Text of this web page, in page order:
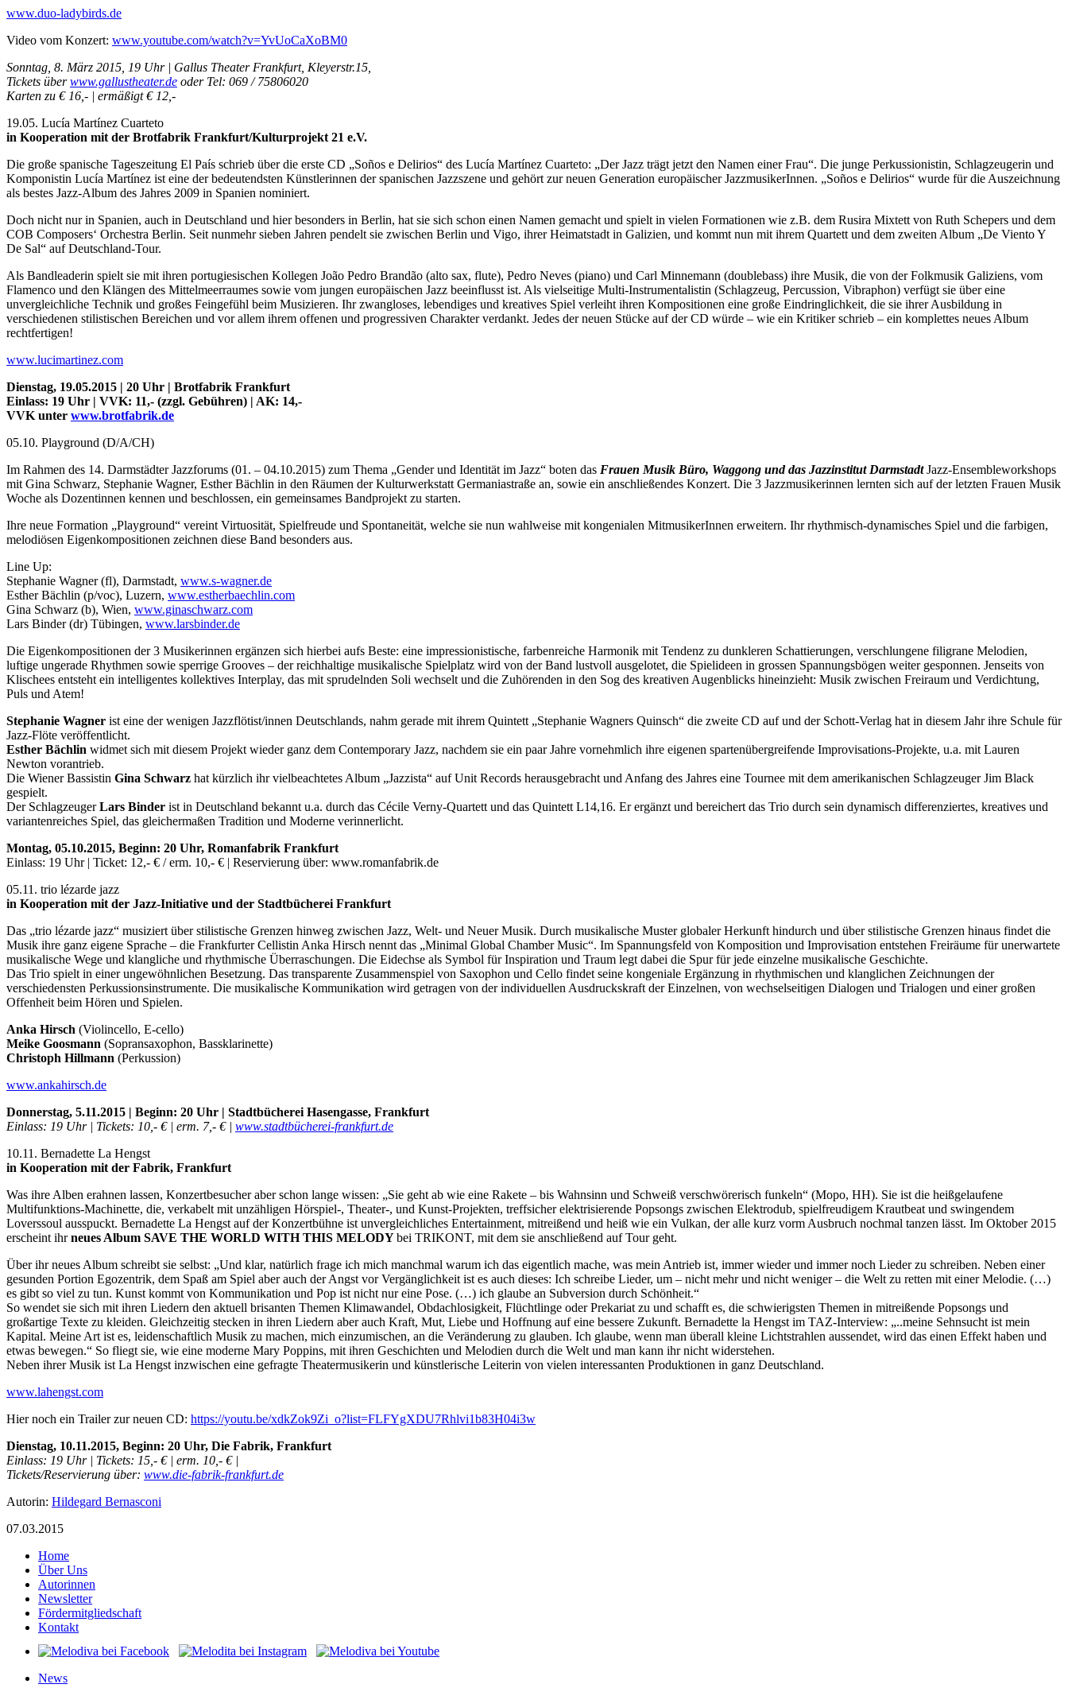
www.duo-ladybirds.de
Video vom Konzert: www.youtube.com/watch?v=YvUoCaXoBM0
Sonntag, 8. März 2015, 19 Uhr | Gallus Theater Frankfurt, Kleyerstr.15,
Tickets überwww.gallustheater.de oder Tel: 069 / 75806020
Karten zu € 16,- | ermäßigt € 12,-
19.05. Lucía Martínez Cuarteto
in Kooperation mit der Brotfabrik Frankfurt/Kulturprojekt 21 e.V.
Die große spanische Tageszeitung El País schrieb über die erste CD „Soños e Delirios“ des Lucía Martínez Cuarteto: „Der Jazz trägt jetzt den Namen einer Frau“. Die junge Perkussionistin, Schlagzeugerin und
Komponistin Lucía Martínez ist eine der bedeutendsten Künstlerinnen der spanischen Jazzszene und gehört zur neuen Generation europäischer JazzmusikerInnen. „Soños e Delirios“ wurde für die Auszeichnung
als bestes Jazz-Album des Jahres 2009 in Spanien nominiert.
Doch nicht nur in Spanien, auch in Deutschland und hier besonders in Berlin, hat sie sich schon einen Namen gemacht und spielt in vielen Formationen wie z.B. dem Rusira Mixtett von Ruth Schepers und dem
COB Composers‘ Orchestra Berlin. Seit nunmehr sieben Jahren pendelt sie zwischen Berlin und Vigo, ihrer Heimatstadt in Galizien, und kommt nun mit ihrem Quartett und dem zweiten Album „De Viento Y
De Sal“ auf Deutschland-Tour.
Als Bandleaderin spielt sie mit ihren portugiesischen Kollegen João Pedro Brandão (alto sax, flute), Pedro Neves (piano) und Carl Minnemann (doublebass) ihre Musik, die von der Folkmusik Galiziens, vom
Flamenco und den Klängen des Mittelmeerraumes sowie vom jungen europäischen Jazz beeinflusst ist. Als vielseitige Multi-Instrumentalistin (Schlagzeug, Percussion, Vibraphon) verfügt sie über eine
unvergleichliche Technik und großes Feingefühl beim Musizieren. Ihr zwangloses, lebendiges und kreatives Spiel verleiht ihren Kompositionen eine große Eindringlichkeit, die sie ihrer Ausbildung in
verschiedenen stilistischen Bereichen und vor allem ihrem offenen und progressiven Charakter verdankt. Jedes der neuen Stücke auf der CD würde – wie ein Kritiker schrieb – ein komplettes neues Album
rechtfertigen!
www.lucimartinez.com
Dienstag, 19.05.2015 | 20 Uhr | Brotfabrik Frankfurt
Einlass: 19 Uhr | VVK: 11,- (zzgl. Gebühren) | AK: 14,-
VVK unter www.brotfabrik.de
05.10. Playground (D/A/CH)
Im Rahmen des 14. Darmstädter Jazzforums (01. – 04.10.2015) zum Thema „Gender und Identität im Jazz“ boten das Frauen Musik Büro, Waggong und das Jazzinstitut DarmstadtJazz-Ensembleworkshops
mit Gina Schwarz, Stephanie Wagner, Esther Bächlin in den Räumen der Kulturwerkstatt Germaniastraße an, sowie ein anschließendes Konzert. Die 3 Jazzmusikerinnen lernten sich auf der letzten Frauen Musik
Woche als Dozentinnen kennen und beschlossen, ein gemeinsames Bandprojekt zu starten.
Ihre neue Formation „Playground“ vereint Virtuosität, Spielfreude und Spontaneität, welche sie nun wahlweise mit kongenialen MitmusikerInnen erweitern. Ihr rhythmisch-dynamisches Spiel und die farbigen,
melodiösen Eigenkompositionen zeichnen diese Band besonders aus.
Line Up:
Stephanie Wagner (fl), Darmstadt, www.s-wagner.de
Esther Bächlin (p/voc), Luzern, www.estherbaechlin.com
Gina Schwarz (b), Wien, www.ginaschwarz.com
Lars Binder (dr) Tübingen, www.larsbinder.de
Die Eigenkompositionen der 3 Musikerinnen ergänzen sich hierbei aufs Beste: eine impressionistische, farbenreiche Harmonik mit Tendenz zu dunkleren Schattierungen, verschlungene filigrane Melodien,
luftige ungerade Rhythmen sowie sperrige Grooves – der reichhaltige musikalische Spielplatz wird von der Band lustvoll ausgelotet, die Spielideen in grossen Spannungsbögen weiter gesponnen. Jenseits von
Klischees entsteht ein intelligentes kollektives Interplay, das mit sprudelnden Soli wechselt und die Zuhörenden in den Sog des kreativen Augenblicks hineinzieht: Musik zwischen Freiraum und Verdichtung,
Puls und Atem!
Stephanie Wagner ist eine der wenigen Jazzflötist/innen Deutschlands, nahm gerade mit ihrem Quintett „Stephanie Wagners Quinsch“ die zweite CD auf und der Schott-Verlag hat in diesem Jahr ihre Schule für
Jazz-Flöte veröffentlicht.
Esther Bächlin widmet sich mit diesem Projekt wieder ganz dem Contemporary Jazz, nachdem sie ein paar Jahre vornehmlich ihre eigenen spartenübergreifende Improvisations-Projekte, u.a. mit Lauren
Newton vorantrieb.
Die Wiener Bassistin Gina Schwarz hat kürzlich ihr vielbeachtetes Album „Jazzista“ auf Unit Records herausgebracht und Anfang des Jahres eine Tournee mit dem amerikanischen Schlagzeuger Jim Black
gespielt.
Der SchlagzeugerLars Binder ist in Deutschland bekannt u.a. durch das Cécile Verny-Quartett und das Quintett L14,16. Er ergänzt und bereichert das Trio durch sein dynamisch differenziertes, kreatives und
variantenreiches Spiel, das gleichermaßen Tradition und Moderne verinnerlicht.
Montag, 05.10.2015, Beginn: 20 Uhr, Romanfabrik Frankfurt
Einlass: 19 Uhr | Ticket: 12,- € / erm. 10,- € | Reservierung über: www.romanfabrik.de
05.11. trio lézarde jazz
in Kooperation mit der Jazz-Initiative und der Stadtbücherei Frankfurt
Das „trio lézarde jazz“ musiziert über stilistische Grenzen hinweg zwischen Jazz, Welt- und Neuer Musik. Durch musikalische Muster globaler Herkunft hindurch und über stilistische Grenzen hinaus findet die
Musik ihre ganz eigene Sprache – die Frankfurter Cellistin Anka Hirsch nennt das „Minimal Global Chamber Music“. Im Spannungsfeld von Komposition und Improvisation entstehen Freiräume für unerwartete
musikalische Wege und klangliche und rhythmische Überraschungen. Die Eidechse als Symbol für Inspiration und Traum legt dabei die Spur für jede einzelne musikalische Geschichte.
Das Trio spielt in einer ungewöhnlichen Besetzung. Das transparente Zusammenspiel von Saxophon und Cello findet seine kongeniale Ergänzung in rhythmischen und klanglichen Zeichnungen der
verschiedensten Perkussionsinstrumente. Die musikalische Kommunikation wird getragen von der individuellen Ausdruckskraft der Einzelnen, von wechselseitigen Dialogen und Trialogen und einer großen
Offenheit beim Hören und Spielen.
Anka Hirsch (Violincello, E-cello)
Meike Goosmann (Sopransaxophon, Bassklarinette)
Christoph Hillmann (Perkussion)
www.ankahirsch.de
Donnerstag, 5.11.2015 | Beginn: 20 Uhr | Stadtbücherei Hasengasse, Frankfurt
Einlass: 19 Uhr | Tickets: 10,- € | erm. 7,- € | www.stadtbücherei-frankfurt.de
10.11. Bernadette La Hengst
in Kooperation mit der Fabrik, Frankfurt
Was ihre Alben erahnen lassen, Konzertbesucher aber schon lange wissen: „Sie geht ab wie eine Rakete – bis Wahnsinn und Schweiß verschwörerisch funkeln“ (Mopo, HH). Sie ist die heißgelaufene
Multifunktions-Machinette, die, verkabelt mit unzähligen Hörspiel-, Theater-, und Kunst-Projekten, treffsicher elektrisierende Popsongs zwischen Elektrodub, spielfreudigem Krautbeat und swingendem
Loverssoul ausspuckt. Bernadette La Hengst auf der Konzertbühne ist unvergleichliches Entertainment, mitreißend und heiß wie ein Vulkan, der alle kurz vorm Ausbruch nochmal tanzen lässt. Im Oktober 2015
erscheint ihrneues Album SAVE THE WORLD WITH THIS MELODYbei TRIKONT, mit dem sie anschließend auf Tour geht.
Über ihr neues Album schreibt sie selbst: „Und klar, natürlich frage ich mich manchmal warum ich das eigentlich mache, was mein Antrieb ist, immer wieder und immer noch Lieder zu schreiben. Neben einer
gesunden Portion Egozentrik, dem Spaß am Spiel aber auch der Angst vor Vergänglichkeit ist es auch dieses: Ich schreibe Lieder, um – nicht mehr und nicht weniger – die Welt zu retten mit einer Melodie. (…)
es gibt so viel zu tun. Kunst kommt von Kommunikation und Pop ist nicht nur eine Pose. (…) ich glaube an Subversion durch Schönheit.“
So wendet sie sich mit ihren Liedern den aktuell brisanten Themen Klimawandel, Obdachlosigkeit, Flüchtlinge oder Prekariat zu und schafft es, die schwierigsten Themen in mitreißende Popsongs und
großartige Texte zu kleiden. Gleichzeitig stecken in ihren Liedern aber auch Kraft, Mut, Liebe und Hoffnung auf eine bessere Zukunft. Bernadette la Hengst im TAZ-Interview: „..meine Sehnsucht ist mein
Kapital. Meine Art ist es, leidenschaftlich Musik zu machen, mich einzumischen, an die Veränderung zu glauben. Ich glaube, wenn man überall kleine Lichtstrahlen aussendet, wird das einen Effekt haben und
etwas bewegen.“ So fliegt sie, wie eine moderne Mary Poppins, mit ihren Geschichten und Melodien durch die Welt und man kann ihr nicht widerstehen.
Neben ihrer Musik ist La Hengst inzwischen eine gefragte Theatermusikerin und künstlerische Leiterin von vielen interessanten Produktionen in ganz Deutschland.
www.lahengst.com
Hier noch ein Trailer zur neuen CD: https://youtu.be/xdkZok9Zi_o?list=FLFYgXDU7Rhlvi1b83H04i3w
Dienstag, 10.11.2015, Beginn: 20 Uhr, Die Fabrik, Frankfurt
Einlass: 19 Uhr | Tickets: 15,- € | erm. 10,- € |
Tickets/Reservierung über: www.die-fabrik-frankfurt.de
Autorin: Hildegard Bernasconi
07.03.2015
Home
Über Uns
Autorinnen
Newsletter
Fördermitgliedschaft
Kontakt
News